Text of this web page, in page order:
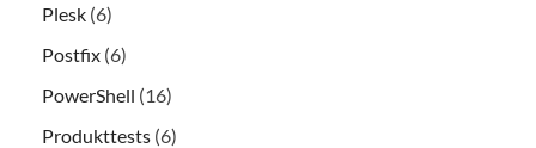
Plesk (6)
Postfix (6)
PowerShell (16)
Produkttests (6)